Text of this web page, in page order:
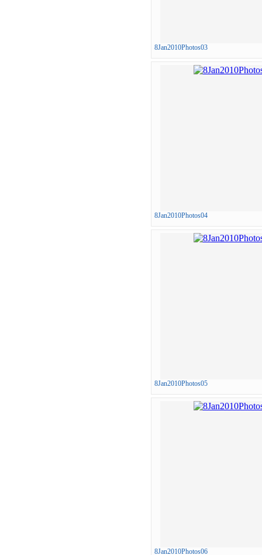
8Jan2010Photos03
8Jan2010Photos04
8Jan2010Photos05
8Jan2010Photos06